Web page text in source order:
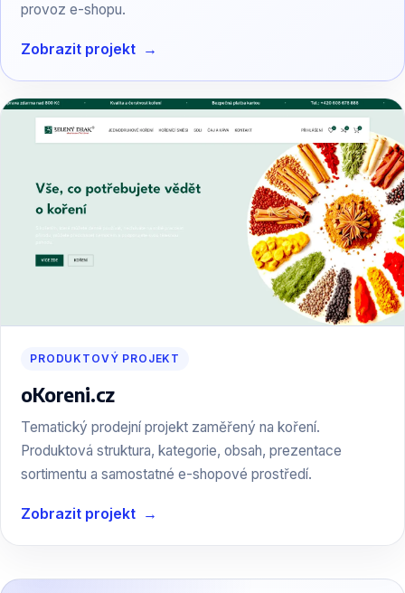
provoz e-shopu.
Zobrazit projekt
PRODUKTOVÝ PROJEKT
oKoreni.cz
Tematický prodejní projekt zaměřený na koření.
Produktová struktura, kategorie, obsah, prezentace
sortimentu a samostatné e-shopové prostředí.
Zobrazit projekt